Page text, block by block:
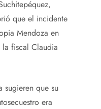
que el incidente
Mendoza en
fiscal Claudia
sugieren que su
era